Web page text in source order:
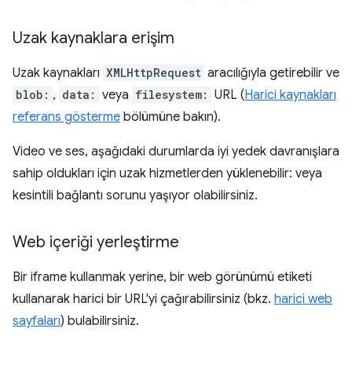
Uzak kaynaklara erişim
Uzak kaynakları XMLHttpRequest aracılığıyla getirebilir ve
blob: , data: veya filesystem: URL (Harici kaynakları
referans gösterme bölümüne bakın).
Video ve ses, aşağıdaki durumlarda iyi yedek davranışlara
sahip oldukları için uzak hizmetlerden yüklenebilir: veya
kesintili bağlantı sorunu yaşıyor olabilirsiniz.
Web içeriği yerleştirme
Bir iframe kullanmak yerine, bir web görünümü etiketi
kullanarak harici bir URL'yi çağırabilirsiniz (bkz. harici web
sayfaları) bulabilirsiniz.